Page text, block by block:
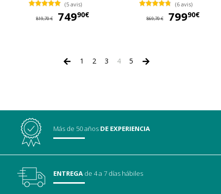
(5 avis)
819,70 € 74990€
(6 avis)
869,70 € 79990€
1 2 3 4 5
Más de 50 años DE EXPERIENCIA
ENTREGA de 4 a 7 días hábiles